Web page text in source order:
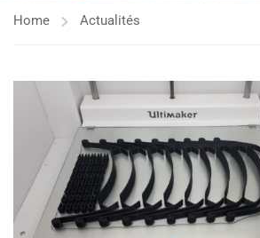
Home Actualités